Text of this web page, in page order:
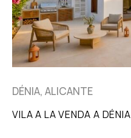
DÉNIA, ALICANTE
VILA A LA VENDA A DÉNIA